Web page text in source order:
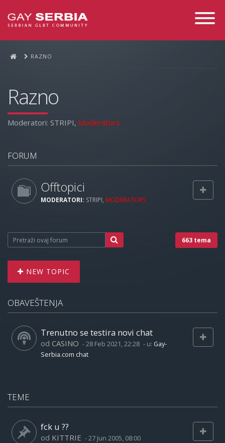
Toggle
RAZNO
Razno
Moderatori: STRIPI, Moderators
FORUM
Offtopici
MODERATORI: STRIPI, MODERATORS
663 tema
NEW TOPIC
OBAVEŠTENJA
Trenutno se testira novi chat
od CASINO -28 Feb 2021, 22:28 - u: Gay-
Serbia.com chat
TEME
fck u ??
od KITTRIE -27 Jun 2005, 08:00